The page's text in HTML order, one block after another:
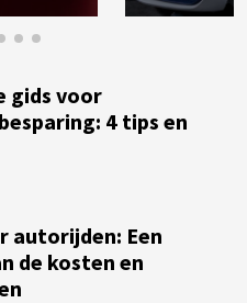
gids voor
4 tips en
autorijden: Een
de kosten en